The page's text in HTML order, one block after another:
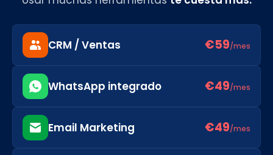
CRM / Ventas €59/mes
WhatsApp integrado €49/mes
Email Marketing €49/mes